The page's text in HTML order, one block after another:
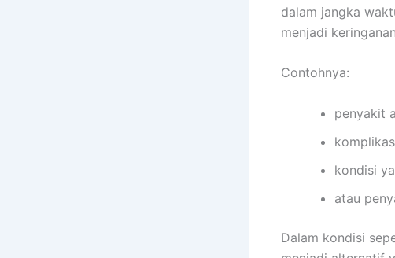
dalam jangka
menjadi
Contohnya:
penyakit
kondisi
atau
Dalam kondisi